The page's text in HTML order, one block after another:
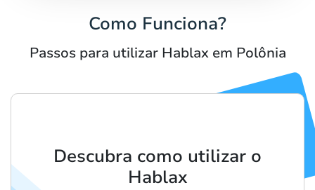
Como Funciona?
Passos para utilizar Hablax em Polônia
Descubra como utilizar o
Hablax